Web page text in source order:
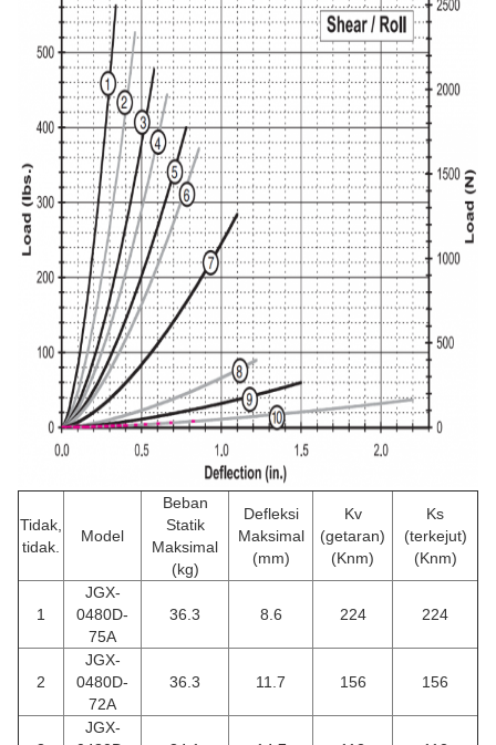
Tidak,
tidak.
Model
Beban
Statik
Maksimal
(kg)
Defleksi
Maksimal
(mm)
Kv
(getaran)
(Knm)
Ks
(terkejut)
(Knm)
1
JGX-
0480D-
75A
36.3 8.6 224 224
2
JGX-
0480D-
72A
36.3 11.7 156 156
JGX-